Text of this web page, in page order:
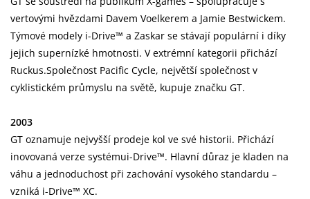
vertovými hvězdami Davem Voelkerem a Jamie Bestwickem.
Týmové modely i-Drive™ a Zaskar se stávají populární i díky
jejich supernízké hmotnosti. V extrémní kategorii přichází
Ruckus.Společnost Pacific Cycle, největší společnost v
cyklistickém průmyslu na světě, kupuje značku GT.
2003
GT oznamuje nejvyšší prodeje kol ve své historii. Přichází
inovovaná verze systémui-Drive™. Hlavní důraz je kladen na
váhu a jednoduchost při zachování vysokého standardu –
vzniká i-Drive™ XC.